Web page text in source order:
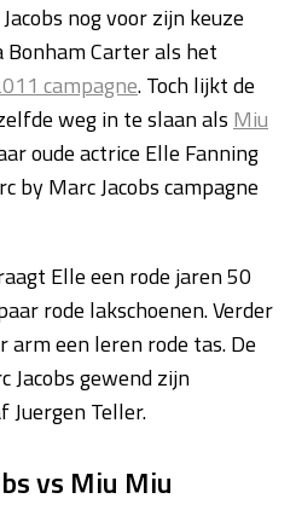
nog voor zijn keuze
Carter als het
campagne. Toch lijkt de
weg in te slaan als Miu
oude actrice Elle Fanning
by Marc Jacobs campagne
Elle een rode jaren 50
rode lakschoenen. Verder
een leren rode tas. De
Jacobs gewend zijn
Juergen Teller.
vs Miu Miu